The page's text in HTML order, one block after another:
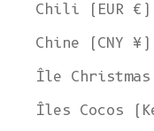
Chili (EUR €)
Chine (CNY ¥)
Île Christmas
Îles Cocos